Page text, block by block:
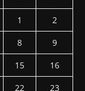
1
2
8
9
15
16
22
23